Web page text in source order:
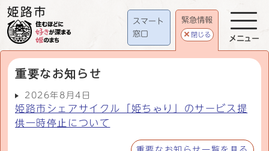
スマート
窓口
緊急情報
閉じる
重要なお知らせ
2026年8月4日
姫路市シェアサイクル「姫ちゃり」のサービス提
供一時停止について
メニュー